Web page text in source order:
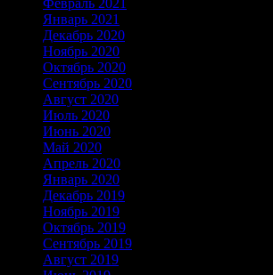
Февраль 2021
Январь 2021
Декабрь 2020
Ноябрь 2020
Октябрь 2020
Сентябрь 2020
Август 2020
Июль 2020
Июнь 2020
Май 2020
Апрель 2020
Январь 2020
Декабрь 2019
Ноябрь 2019
Октябрь 2019
Сентябрь 2019
Август 2019